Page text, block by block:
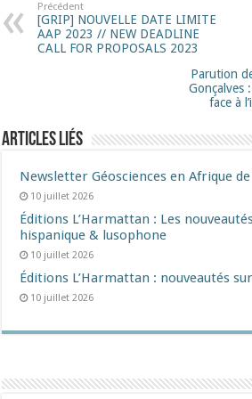
Précédent
[GRIP] NOUVELLE DATE LIMITE
AAP 2023 // NEW DEADLINE
CALL FOR PROPOSALS 2023
Parution
Gonçalves
face à
Articles liés
Newsletter Géosciences en Afrique
10 juillet 2026
Éditions L’Harmattan : Les
hispanique & lusophone
10 juillet 2026
Éditions L’Harmattan : nouveautés sur
10 juillet 2026